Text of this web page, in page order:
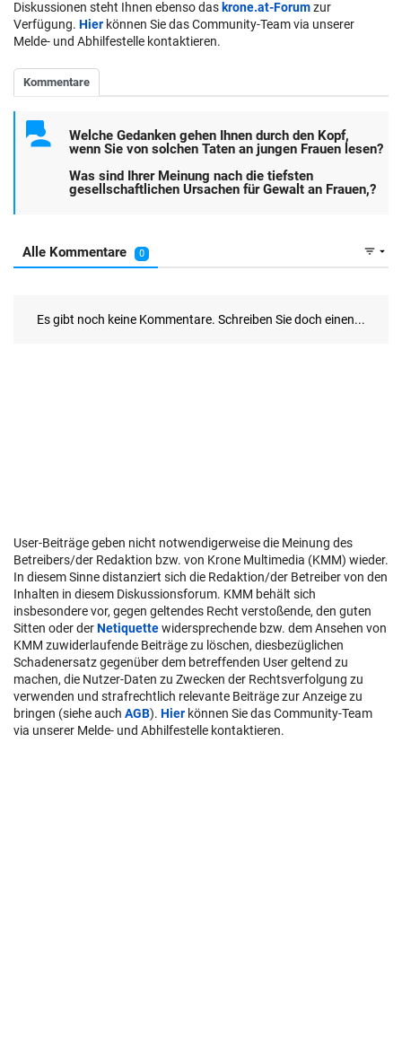
Diskussionen steht Ihnen ebenso das krone.at-Forumzur
Verfügung. Hier können Sie das Community-Team via unserer
Melde- und Abhilfestelle kontaktieren.
User-Beiträge geben nicht notwendigerweise die Meinung des
Betreibers/der Redaktion bzw. von Krone Multimedia (KMM) wieder.
In diesem Sinne distanziert sich die Redaktion/der Betreiber von den
Inhalten in diesem Diskussionsforum. KMM behält sich
insbesondere vor, gegen geltendes Recht verstoßende, den guten
Sitten oder derNetiquettewidersprechende bzw. dem Ansehen von
KMM zuwiderlaufende Beiträge zu löschen, diesbezüglichen
Schadenersatz gegenüber dem betreffenden User geltend zu
machen, die Nutzer-Daten zu Zwecken der Rechtsverfolgung zu
verwenden und strafrechtlich relevante Beiträge zur Anzeige zu
bringen (siehe auch AGB). Hier können Sie das Community-Team
via unserer Melde- und Abhilfestelle kontaktieren.